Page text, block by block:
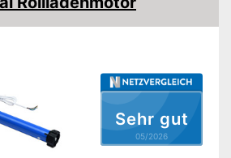
siehe Anbieter
Sehr gut
05/2026